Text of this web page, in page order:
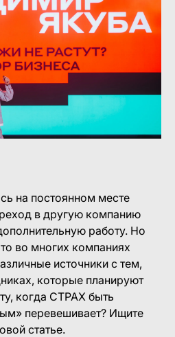
на постоянном месте
в другую компанию
работу. Но
во многих компаниях
источники с тем,
которые планируют
когда СТРАХ быть
перевешивает? Ищите
статье.